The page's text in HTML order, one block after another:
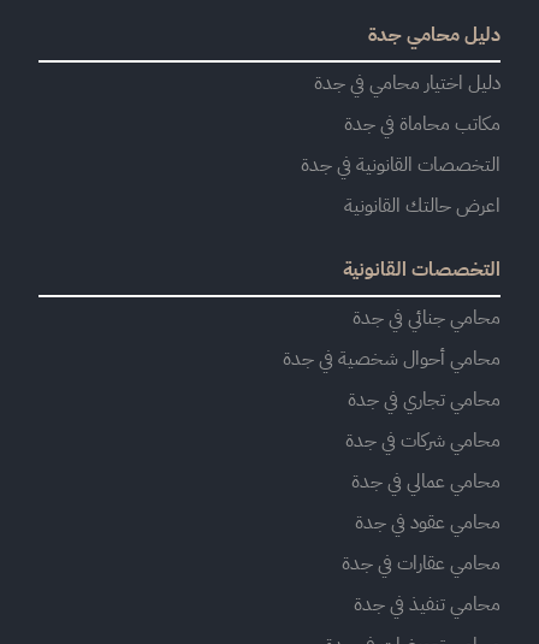
دليل محامي جدة
دليل اختيار محامي في جدة
مكاتب محاماة في جدة
التخصصات القانونية في جدة
اعرض حالتك القانونية
التخصصات القانونية
محامي جنائي في جدة
محامي أحوال شخصية في جدة
محامي تجاري في جدة
محامي شركات في جدة
محامي عمالي في جدة
محامي عقود في جدة
محامي عقارات في جدة
محامي تنفيذ في جدة